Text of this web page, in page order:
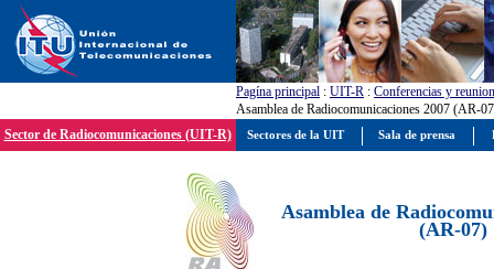
Pagína principal : UIT-R : Conferencias y
Asamblea de Radiocomunicaciones 2007 (AR-
Sector de Radiocomunicaciones (UIT-R)
Asamblea de
(AR-07)
Sectores de la UIT Sala de prensa